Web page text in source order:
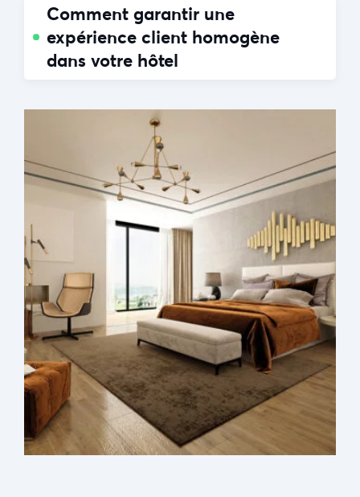
Comment garantir une
expérience client homogène
dans votre hôtel